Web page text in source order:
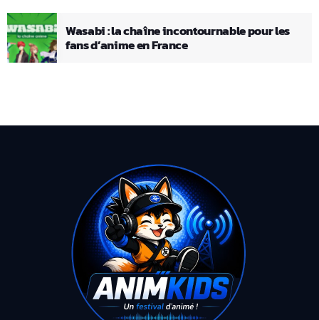
Wasabi : la chaîne incontournable pour les
fans d’anime en France